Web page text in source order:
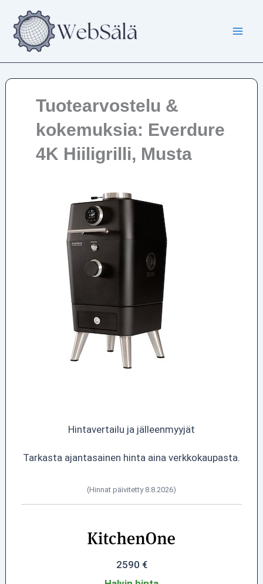
sisältöön
Tuotearvostelu &
kokemuksia: Everdure
4K Hiiligrilli, Musta
Hintavertailu ja jälleenmyyjät
Tarkasta ajantasainen hinta aina verkkokaupasta.
(Hinnat päivitetty 8.8.2026)
2590 €